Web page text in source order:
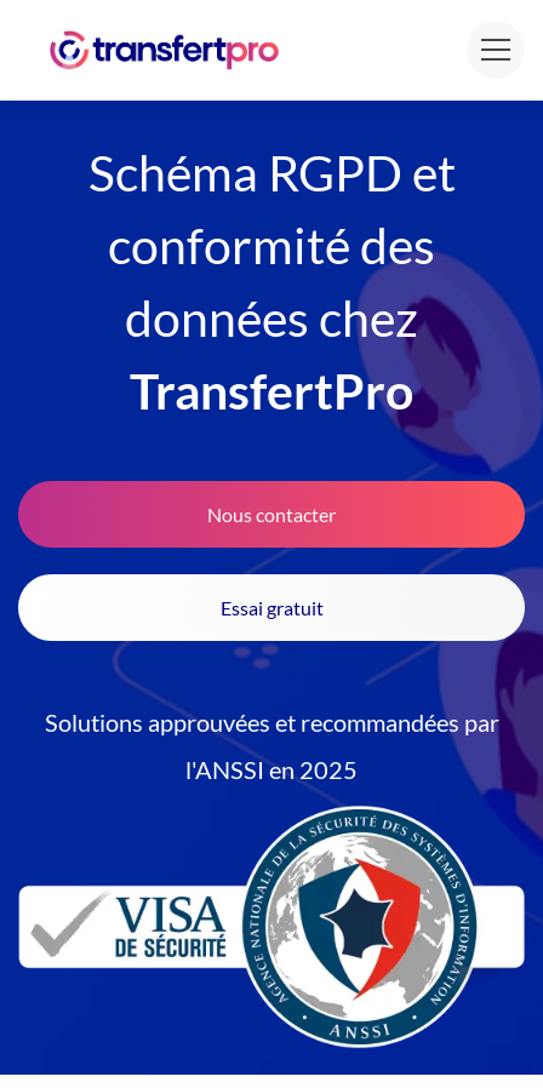
Schéma RGPD et
conformité des
données chez
TransfertPro
Nous contacter
Essai gratuit
Solutions approuvées et recommandées par
l'ANSSI en 2025